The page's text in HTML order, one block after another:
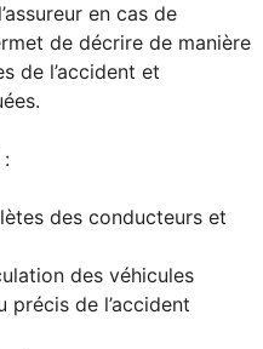
en cas de
de décrire de manière
de l’accident et
:
des conducteurs et
des véhicules
précis de l’accident